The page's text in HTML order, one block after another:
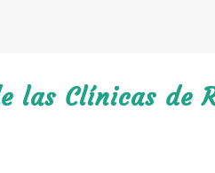
las Clínicas de